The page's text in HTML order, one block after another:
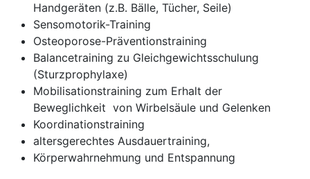
Handgeräten (z.B. Bälle, Tücher, Seile)
Sensomotorik-Training
Osteoporose-Präventionstraining
Balancetraining zu Gleichgewichtsschulung
(Sturzprophylaxe)
Mobilisationstraining zum Erhalt der
Beweglichkeit von Wirbelsäule und Gelenken
Koordinationstraining
altersgerechtes Ausdauertraining,
Körperwahrnehmung und Entspannung